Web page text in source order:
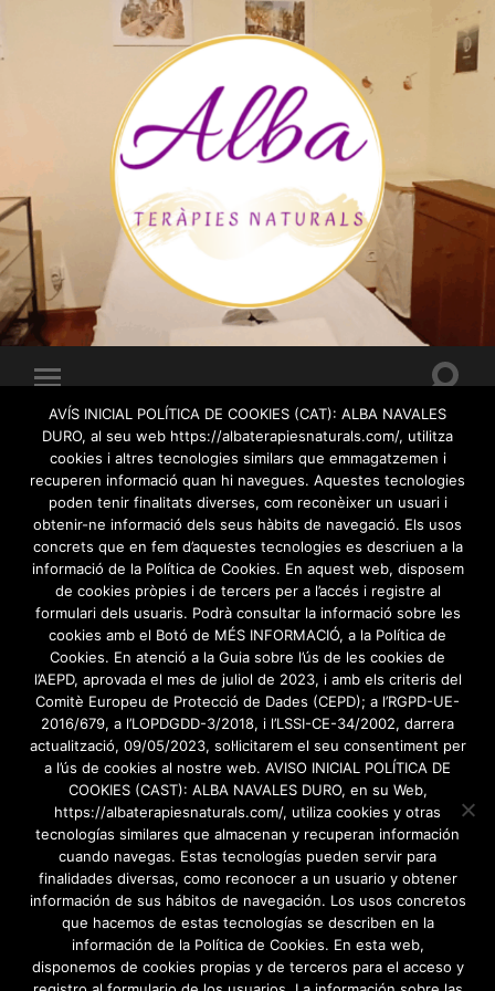
Alba
Teràpies
Naturals
mobile
menu
Toggle
field
AUTHOR:ALBA
Blog
7 DE MAY DE 2020 / 0 COMMENTS
Pàgina en construcció…
AVÍS INICIAL POLÍTICA DE COOKIES (CAT): ALBA NAVALES
DURO, al seu web https://albaterapiesnaturals.com/, utilitza
cookies i altres tecnologies similars que emmagatzemen i
recuperen informació quan hi navegues. Aquestes tecnologies
poden tenir finalitats diverses, com reconèixer un usuari i
obtenir-ne informació dels seus hàbits de navegació. Els usos
concrets que en fem d’aquestes tecnologies es descriuen a la
informació de la Política de Cookies. En aquest web, disposem
de cookies pròpies i de tercers per a l’accés i registre al
formulari dels usuaris. Podrà consultar la informació sobre les
cookies amb el Botó de MÉS INFORMACIÓ, a la Política de
Cookies. En atenció a la Guia sobre l’ús de les cookies de
l’AEPD, aprovada el mes de juliol de 2023, i amb els criteris del
Comitè Europeu de Protecció de Dades (CEPD); a l’RGPD-UE-
2016/679, a l’LOPDGDD-3/2018, i l’LSSI-CE-34/2002, darrera
actualització, 09/05/2023, sol·licitarem el seu consentiment per
a l’ús de cookies al nostre web. AVISO INICIAL POLÍTICA DE
COOKIES (CAST): ALBA NAVALES DURO, en su Web,
https://albaterapiesnaturals.com/, utiliza cookies y otras
tecnologías similares que almacenan y recuperan información
cuando navegas. Estas tecnologías pueden servir para
finalidades diversas, como reconocer a un usuario y obtener
información de sus hábitos de navegación. Los usos concretos
que hacemos de estas tecnologías se describen en la
información de la Política de Cookies. En esta web,
disponemos de cookies propias y de terceros para el acceso y